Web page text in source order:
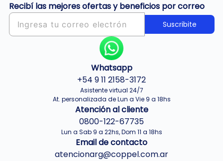
Recibí las mejores ofertas y beneficios por correo
Suscribite
Whatsapp
+54 9 11 2158-3172
Asistente virtual 24/7
At. personalizada de Lun a Vie 9 a 18hs
Atención al cliente
0800-122-67735
Lun a Sab 9 a 22hs, Dom 11 a 18hs
Email de contacto
atencionarg@coppel.com.ar